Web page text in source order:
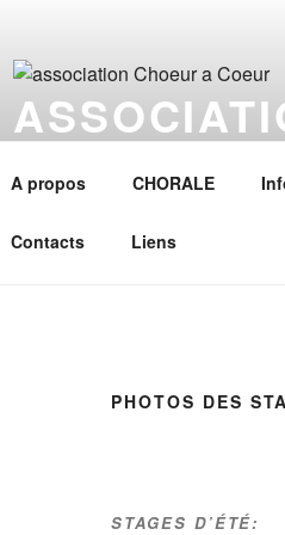
Henri Séré, avec un répertoire
A propos CHORALE
Contacts Liens
PHOTOS DES
STAGES D’ÉTÉ: